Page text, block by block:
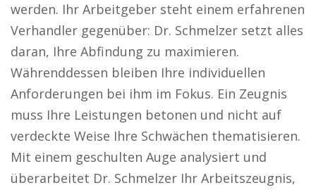
werden. Ihr Arbeitgeber steht einem erfahrenen
Verhandler gegenüber: Dr. Schmelzer setzt alles
daran, Ihre Abfindung zu maximieren.
Währenddessen bleiben Ihre individuellen
Anforderungen bei ihm im Fokus. Ein Zeugnis
muss Ihre Leistungen betonen und nicht auf
verdeckte Weise Ihre Schwächen thematisieren.
Mit einem geschulten Auge analysiert und
überarbeitet Dr. Schmelzer Ihr Arbeitszeugnis,